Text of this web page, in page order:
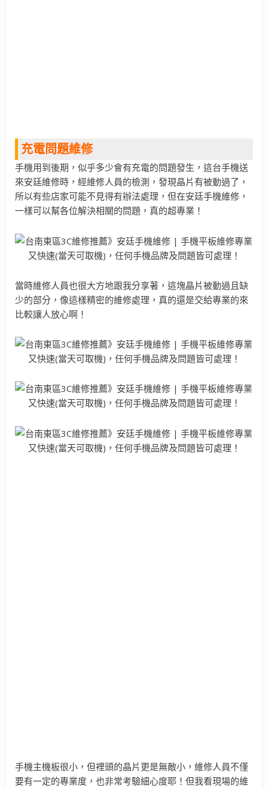
充電問題維修
手機用到後期，似乎多少會有充電的問題發生，這台手機送
來安廷維修時，經維修人員的檢測，發現晶片有被動過了，
所以有些店家可能不見得有辦法處理，但在安廷手機維修，
一樣可以幫各位解決相關的問題，真的超專業！
當時維修人員也很大方地跟我分享著，這塊晶片被動過且缺
少的部分，像這樣精密的維修處理，真的還是交給專業的來
比較讓人放心啊！
手機主機板很小，但裡頭的晶片更是無敵小，維修人員不僅
要有一定的專業度，也非常考驗細心度耶！但我看現場的維